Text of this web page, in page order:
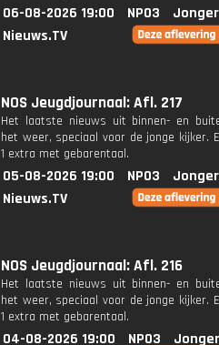
06-08-2026 19:00 NPO3
Nieuws.TV
NOS Jeugdjournaal: Afl. 217
Het laatste nieuws uit binnen- en
het weer, speciaal voor de jonge kijker.
1 extra met gebarentaal.
05-08-2026 19:00 NPO3
Nieuws.TV
NOS Jeugdjournaal: Afl. 216
Het laatste nieuws uit binnen- en
het weer, speciaal voor de jonge kijker.
1 extra met gebarentaal.
04-08-2026 19:00 NPO3